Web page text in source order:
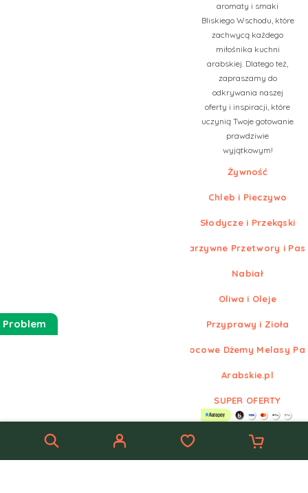
aromaty i smaki
Bliskiego Wschodu, które
zachwycą każdego
miłośnika kuchni
arabskiej. Dlatego też,
zapraszamy do
odkrywania naszej
oferty i inspiracji, które
uczynią Twoje gotowanie
prawdziwie
wyjątkowym!
Żywność
Chleb i Pieczywo
Słodycze i Przekąski
Warzywne Przetwory i
Nabiał
Oliwa i Oleje
Przyprawy i Zioła
Owocowe Dżemy Melasy
Arabskie.pl
SUPER OFERTY
Arabskie.pl
Problem